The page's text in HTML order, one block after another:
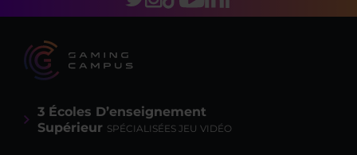
3 Écoles D’enseignement
Supérieur SPÉCIALISÉES JEU VIDÉO